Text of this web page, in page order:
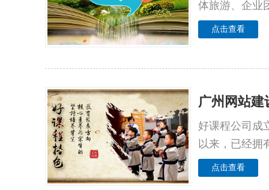
体旅游、企业
点击查看
广州网站
好课程公司成
以来，已经拥
点击查看